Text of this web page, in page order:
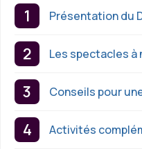
Présentation du
Les spectacles à
Conseils pour
Activités